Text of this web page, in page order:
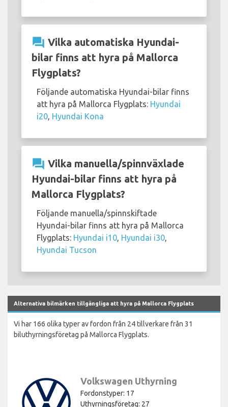
question_answer Vilka automatiska Hyundai-
bilar finns att hyra på Mallorca
Flygplats?
Följande automatiska Hyundai-bilar finns
att hyra på Mallorca Flygplats: Hyundai
i20 Hyundai Kona
question_answer Vilka manuella/spinnväxlade
Hyundai-bilar finns att hyra på
Mallorca Flygplats?
Följande manuella/spinnskiftade
Hyundai-bilar finns att hyra på Mallorca
Flygplats: Hyundai i10 Hyundai i30
Hyundai Tucson
Alternativa bilmärken tillgängliga att hyra på Mallorca Flygplats
Vi har 166 olika typer av fordon från 24 tillverkare från 31
biluthyrningsföretag på Mallorca Flygplats.
Volkswagen Uthyrning
Fordonstyper: 17
Uthyrningsföretag: 27